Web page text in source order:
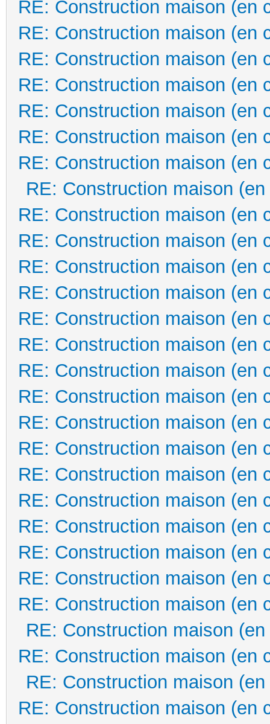
RE: Construction maison (en
RE: Construction maison (en
RE: Construction maison (en
RE: Construction maison (en
RE: Construction maison (en
RE: Construction maison (en
RE: Construction maison (en
RE: Construction maison
RE: Construction maison (en
RE: Construction maison (en
RE: Construction maison (en
RE: Construction maison (en
RE: Construction maison (en
RE: Construction maison (en
RE: Construction maison (en
RE: Construction maison (en
RE: Construction maison (en
RE: Construction maison (en
RE: Construction maison (en
RE: Construction maison (en
RE: Construction maison (en
RE: Construction maison (en
RE: Construction maison (en
RE: Construction maison (en
RE: Construction maison
RE: Construction maison (en
RE: Construction maison
RE: Construction maison (en